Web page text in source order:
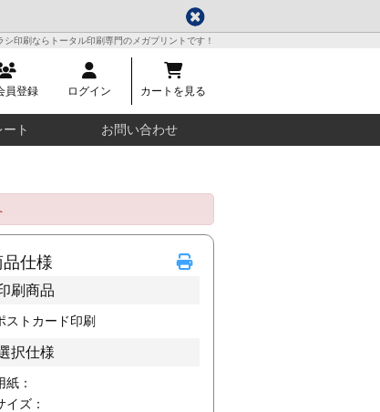
印刷ならトータル印刷専門のメガプリントです！
員登録 ログイン カートを見る
ト お問い合わせ
品仕様
刷商品
ストカード印刷
択仕様
紙：
イズ：